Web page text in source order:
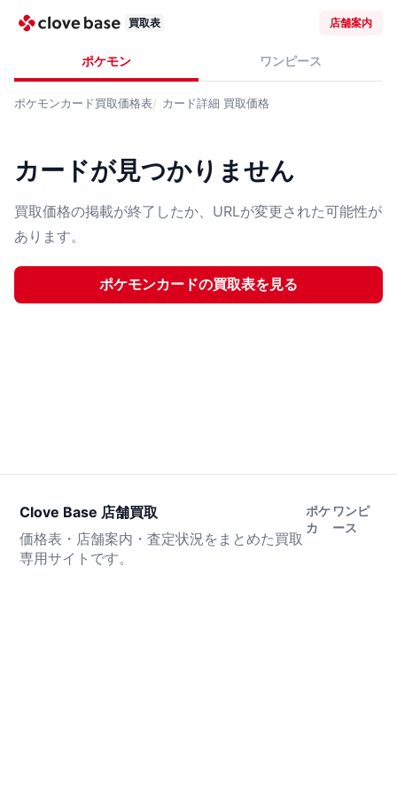
買取表 店舗案内
ポケモン ワンピース
ポケモンカード買取価格表 カード詳細 買取価格
カードが見つかりません
買取価格の掲載が終了したか、URLが変更された可能性が
あります。
ポケモンカードの買取表を見る
Clove Base 店舗買取
価格表・店舗案内・査定状況をまとめた買取
専用サイトです。
ポケ
カ
ワンピ
ース